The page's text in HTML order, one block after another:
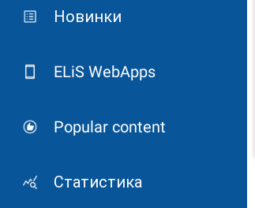
Новинки
ELiS WebApps
Popular content
Статистика